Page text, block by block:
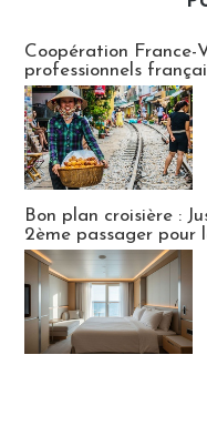
Coopération France-
professionnels
Bon plan croisière :
2ème passager pour